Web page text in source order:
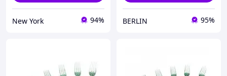
New York 94% BERLIN 95%